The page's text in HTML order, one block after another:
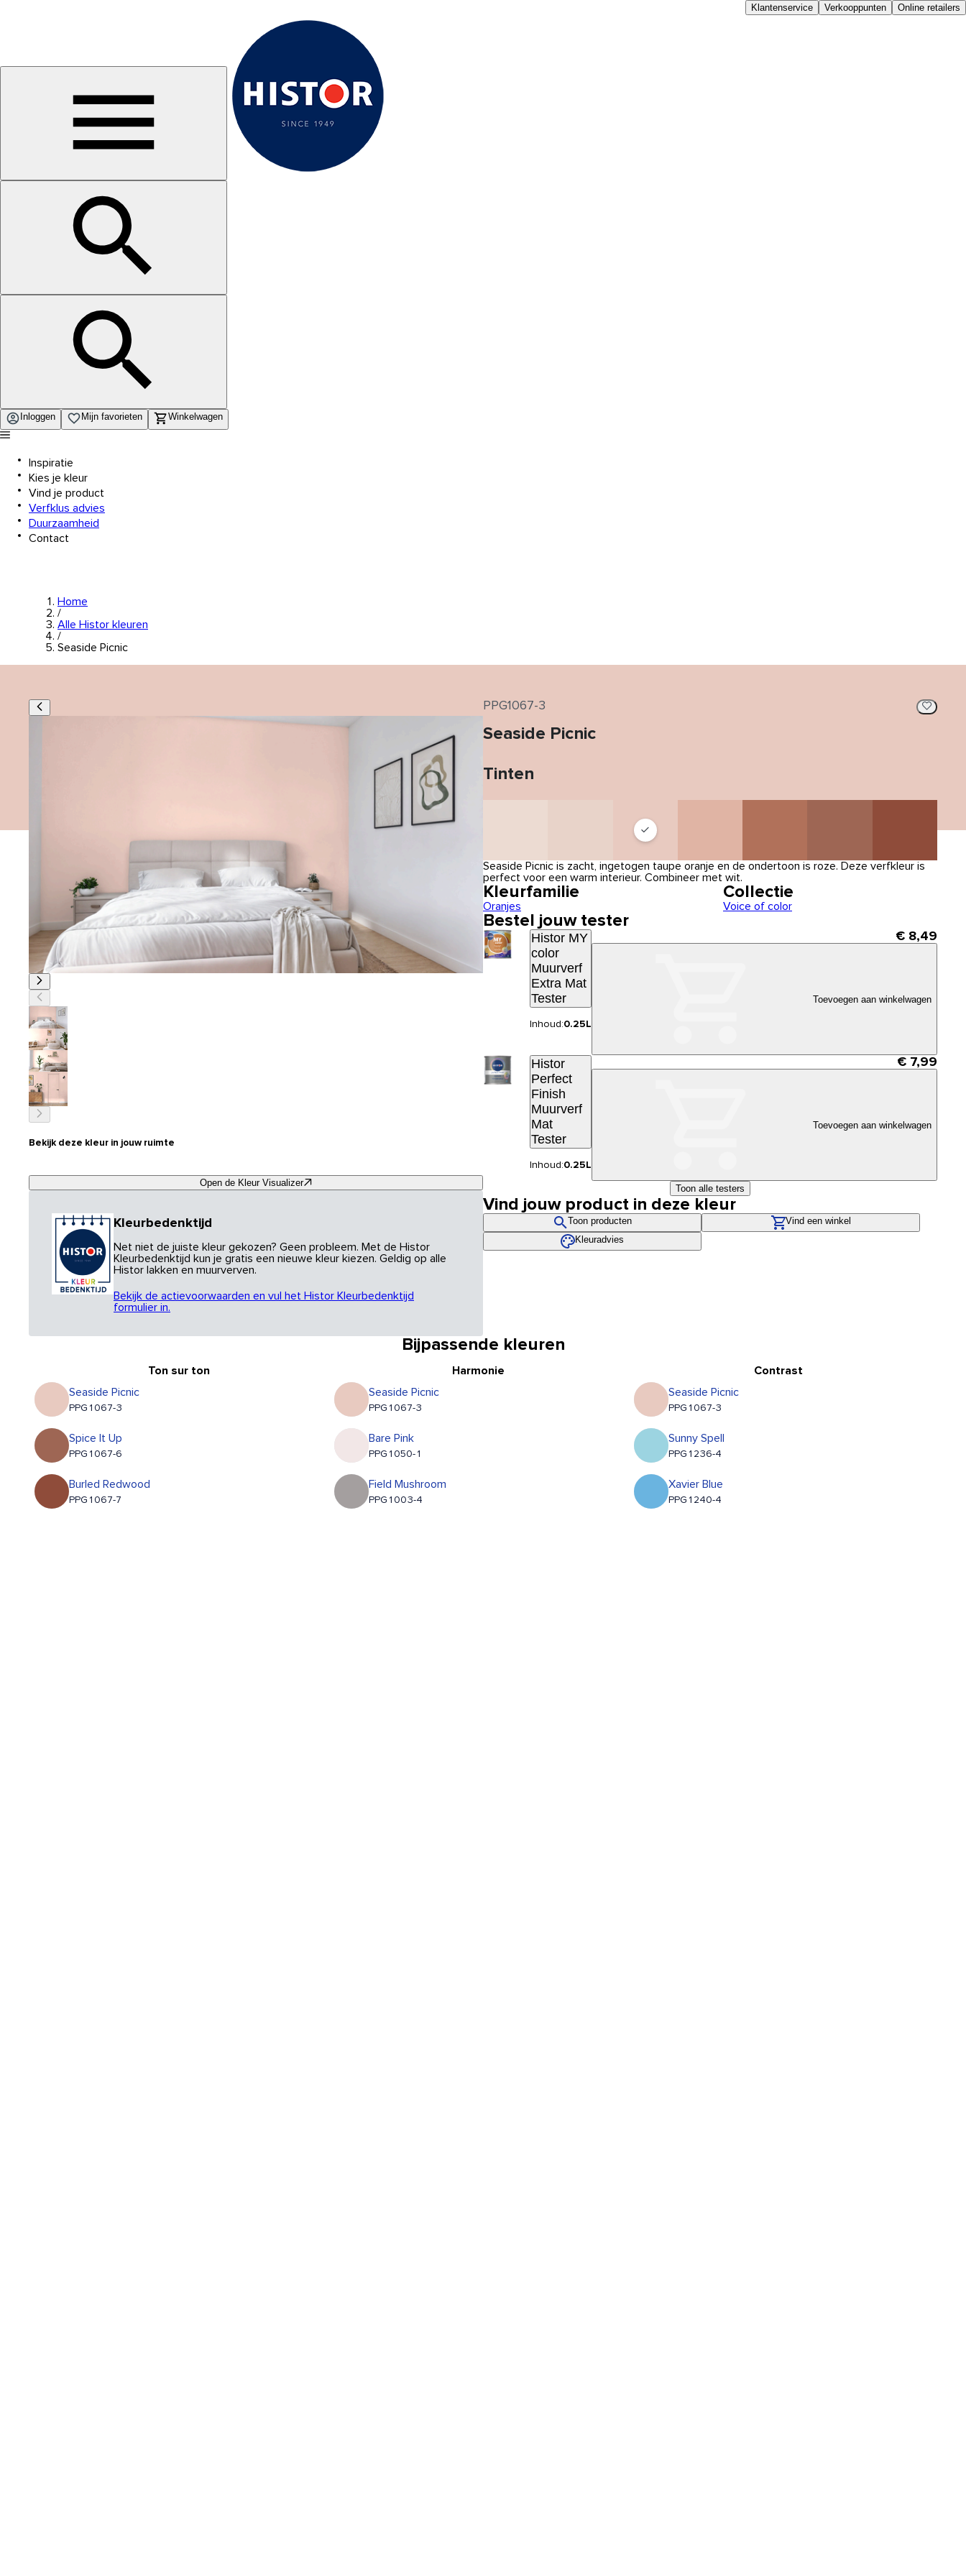
Klantenservice Verkooppunten Online retailers
Inloggen Mijn favorieten Winkelwagen
Inspiratie
Kies je kleur
Vind je product
Verfklus advies
Duurzaamheid
Contact
Home
/
Alle Histor kleuren
/
Seaside Picnic
Bekijk deze kleur in jouw ruimte
Open de Kleur Visualizer
Kleurbedenktijd
Net niet de juiste kleur gekozen? Geen probleem. Met de Histor
Kleurbedenktijd kun je gratis een nieuwe kleur kiezen. Geldig op alle
Histor lakken en muurverven.
Bekijk de actievoorwaarden en vul het Histor Kleurbedenktijd
formulier in.
PPG1067-3
Seaside Picnic
Tinten
Seaside Picnic is zacht, ingetogen taupe oranje en de ondertoon is roze. Deze verfkleur is
perfect voor een warm interieur. Combineer met wit.
Kleurfamilie
Oranjes
Collectie
Voice of color
Bestel jouw tester
Histor MY
color
Muurverf
Extra Mat
Tester
Inhoud:0.25L
€ 8,49
Toevoegen aan winkelwagen
Histor
Perfect
Finish
Muurverf
Mat
Tester
Inhoud:0.25L
€ 7,99
Toevoegen aan winkelwagen
Toon alle testers
Vind jouw product in deze kleur
Toon producten
Vind een winkel
Kleuradvies
Bijpassende kleuren
Ton sur ton
Seaside Picnic
PPG1067-3
Spice It Up
PPG1067-6
Burled Redwood
PPG1067-7
Harmonie
Seaside Picnic
PPG1067-3
Bare Pink
PPG1050-1
Field Mushroom
PPG1003-4
Contrast
Seaside Picnic
PPG1067-3
Sunny Spell
PPG1236-4
Xavier Blue
PPG1240-4